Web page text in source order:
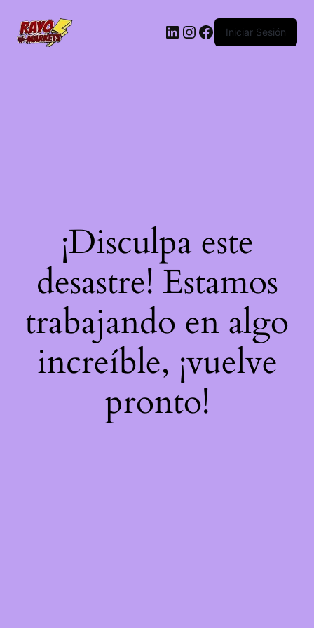
LinkedIn
Instagram
Facebook
Iniciar Sesión
¡Disculpa este
desastre! Estamos
trabajando en algo
increíble, ¡vuelve
pronto!